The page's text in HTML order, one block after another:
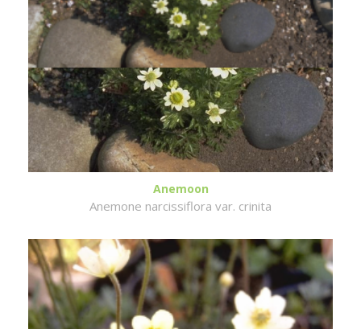
Anemoon
Anemone narcissiflora var. crinita